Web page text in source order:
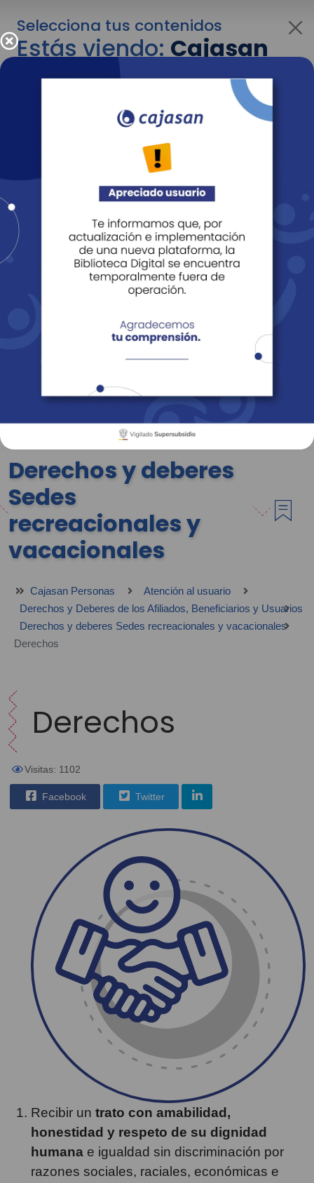
Selecciona tus contenidos
Estás viendo:Cajasan
para personas
Para cambiar al contenido de tu interés más
adelante recuerda utilizar el menú
Entendido
Revista Fácil Vivir
Sedes Directorio Servicios En Línea
Derechos y deberes
Sedes
recreacionales y
vacacionales
Cajasan Personas
Atención al usuario
Derechos y Deberes de los Afiliados, Beneficiarios y Usuarios
Derechos y deberes Sedes recreacionales y vacacionales
Derechos
Derechos
Visitas: 1102
Facebook Twitter
Recibir un trato con amabilidad,
honestidad y respeto de su dignidad
humana e igualdad sin discriminación por
razones sociales, raciales, económicas e